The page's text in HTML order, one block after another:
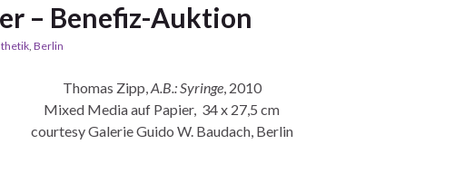
– Benefiz-Auktion
, Berlin
Thomas Zipp,A.B.: Syringe, 2010
Mixed Media auf Papier, 34 x 27,5 cm
courtesy Galerie Guido W. Baudach, Berlin